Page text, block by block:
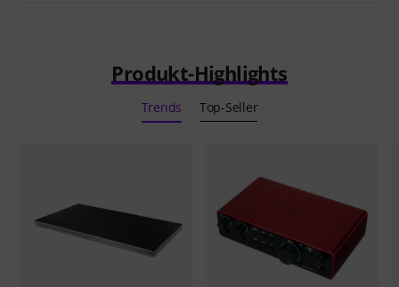
Produkt-Highlights
Trends Top-Seller